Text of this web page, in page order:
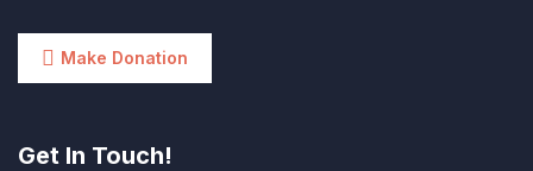
Make Donation
Get In Touch!